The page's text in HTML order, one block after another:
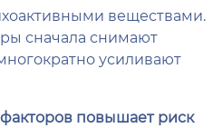
веществами.
сначала снимают
усиливают
повышает риск